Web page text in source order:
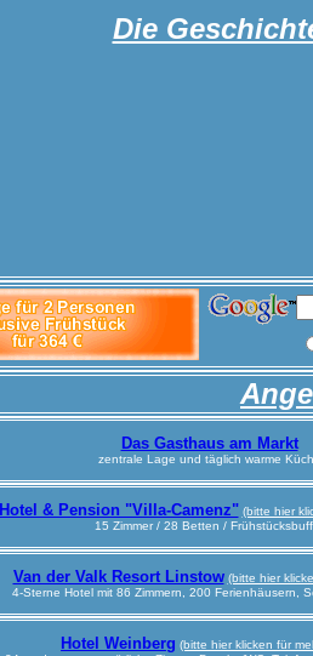
Die
Das Gasthaus am Markt
zentrale Lage und täglich warme
Hotel & Pension "Villa-Camenz" (bitte hier
15 Zimmer / 28 Betten /
Van der Valk Resort Linstow (bitte hier
4-Sterne Hotel mit 86 Zimmern, 200 Ferienhäusern,
Hotel Weinberg (bitte hier klicken für